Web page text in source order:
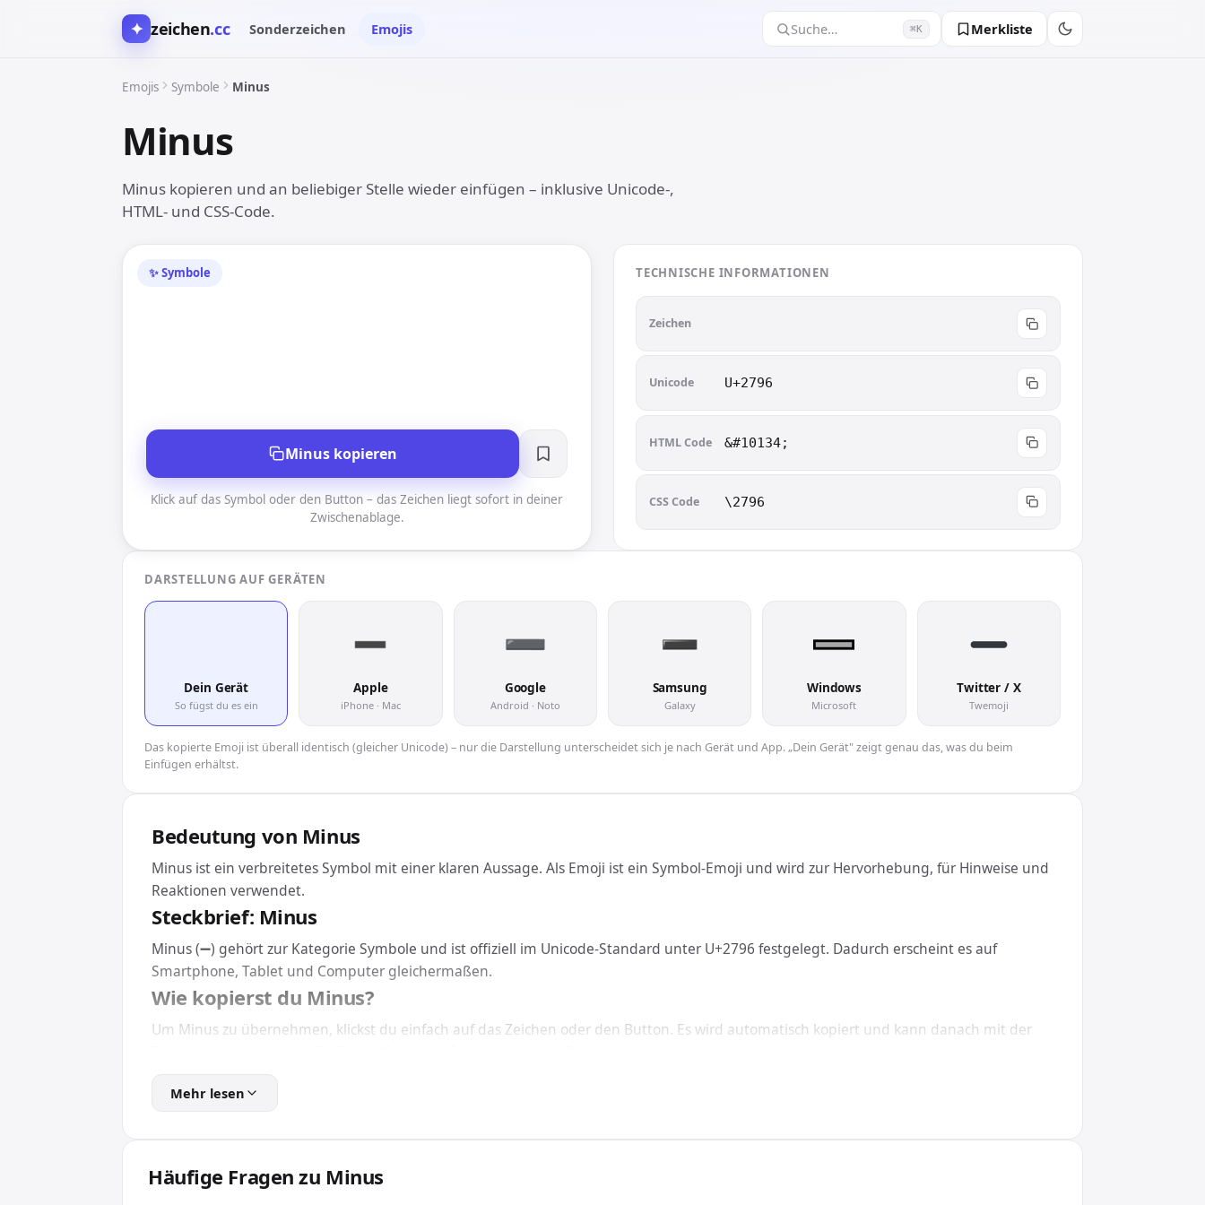
✦ zeichen.cc Sonderzeichen Emojis Suche… ⌘K Merkliste
Emojis Symbole Minus
Minus➖
Minus kopieren und an beliebiger Stelle wieder einfügen – inklusive Unicode-,
HTML- und CSS-Code.
✨ Symbole
Minus kopieren
Klick auf das Symbol oder den Button – das Zeichen liegt sofort in deiner
Zwischenablage.
TECHNISCHE INFORMATIONEN
Zeichen
Unicode U+2796
HTML Code &#10134;
CSS Code \2796
DARSTELLUNG AUF GERÄTEN
Dein Gerät
So fügst du es ein
Apple
iPhone · Mac
Google
Android · Noto
Samsung
Galaxy
Windows
Microsoft
Twitter / X
Twemoji
Das kopierte Emoji ist überall identisch (gleicher Unicode) – nur die Darstellung unterscheidet sich je nach Gerät und App. „Dein Gerät" zeigt genau das, was du beim
Einfügen erhältst.
Bedeutung von Minus
Minus ist ein verbreitetes Symbol mit einer klaren Aussage. Als Emoji ist ein Symbol-Emoji und wird zur Hervorhebung, für Hinweise und
Reaktionen verwendet.
Steckbrief: Minus
Minus (➖) gehört zur Kategorie Symbole und ist offiziell im Unicode-Standard unter U+2796 festgelegt. Dadurch erscheint es auf
Smartphone, Tablet und Computer gleichermaßen.
Wie kopierst du Minus?
Um Minus zu übernehmen, klickst du einfach auf das Zeichen oder den Button. Es wird automatisch kopiert und kann danach mit der
Eine Installation brauchst du dafür nicht: Minus funktioniert geräteübergreifend auf Windows, macOS, Linux, iOS und Android.
das Emoji unabhängig von der installierten Schriftart korrekt dargestellt.
Wofür wird Minus verwendet?
Mehr lesen
Häufige Fragen zu Minus